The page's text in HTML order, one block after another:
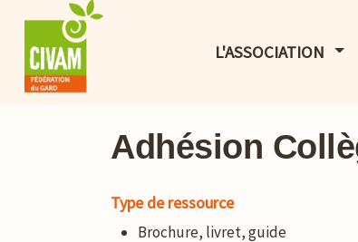
L'ASSOCIATION
Adhésion
Type de ressource
Brochure, livret, guide